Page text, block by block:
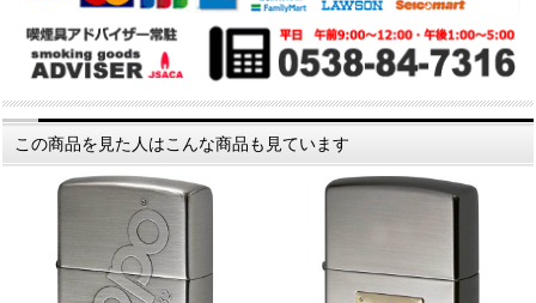
この商品を見た人はこんな商品も見ています